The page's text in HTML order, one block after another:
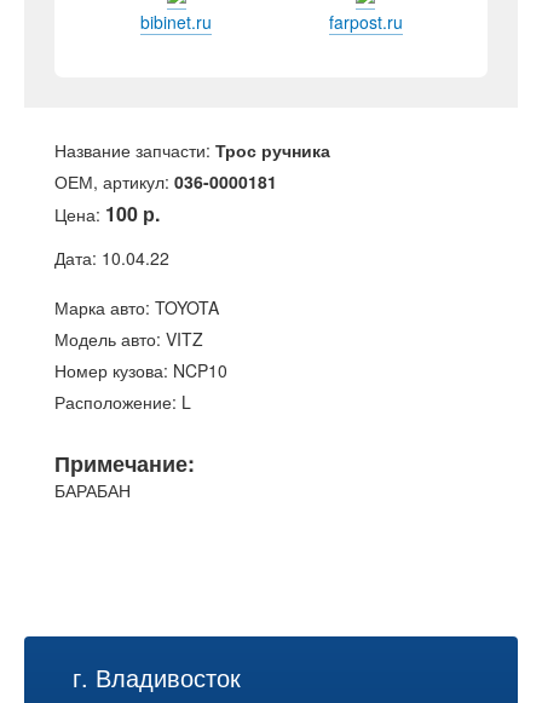
bibinet.ru farpost.ru
Название запчасти: Трос ручника
ОЕМ, артикул: 036-0000181
Цена: 100 р.
Дата: 10.04.22
Марка авто: TOYOTA
Модель авто: VITZ
Номер кузова: NCP10
Расположение: L
Примечание:
БАРАБАН
г. Владивосток